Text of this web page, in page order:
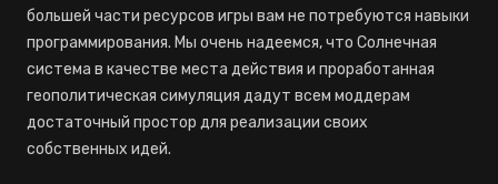
большей части ресурсов игры вам не потребуются навыки
программирования. Мы очень надеемся, что Солнечная
система в качестве места действия и проработанная
геополитическая симуляция дадут всем моддерам
достаточный простор для реализации своих
собственных идей.